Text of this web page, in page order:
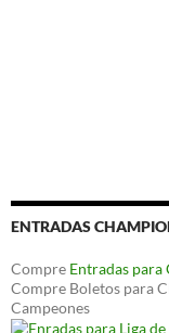
ENTRADAS
Compre Entradas para
Compre Boletos para
Campeones